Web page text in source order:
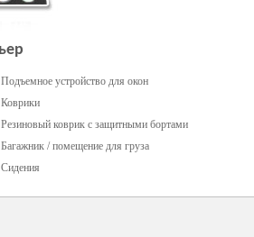
Подъемное устройство для окон
Коврики
Резиновый коврик с защитными бортами
Багажник / помещение для груза
Сидения